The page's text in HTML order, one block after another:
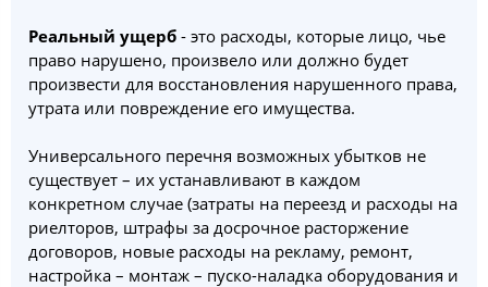
Реальный ущерб - это расходы, которые лицо, чье
право нарушено, произвело или должно будет
произвести для восстановления нарушенного права,
утрата или повреждение его имущества.
Универсального перечня возможных убытков не
существует – их устанавливают в каждом
конкретном случае (затраты на переезд и расходы на
риелторов, штрафы за досрочное расторжение
договоров, новые расходы на рекламу, ремонт,
настройка – монтаж – пуско-наладка оборудования и